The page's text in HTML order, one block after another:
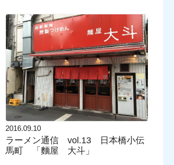
2016.09.10
ラーメン通信 vol.13 日本橋小伝
馬町 「麵屋 大斗」